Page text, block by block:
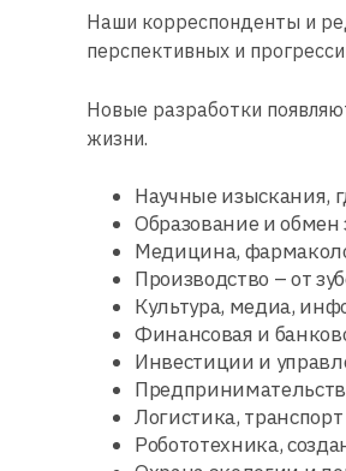
Наши корреспонденты и
перспективных и
Новые разработки
жизни.
Научные изыскания,
Образование и
Медицина,
Производство – от
Культура, медиа,
Финансовая и
Инвестиции и
Логистика,
Робототехника,